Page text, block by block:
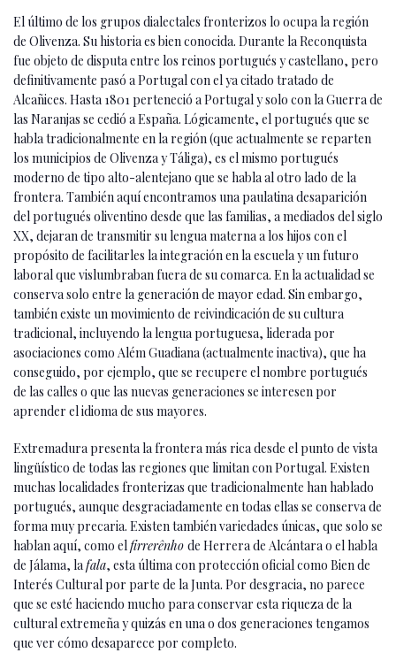
El último de los grupos dialectales fronterizos lo ocupa la región
de Olivenza. Su historia es bien conocida. Durante la Reconquista
fue objeto de disputa entre los reinos portugués y castellano, pero
definitivamente pasó a Portugal con el ya citado tratado de
Alcañices. Hasta 1801 perteneció a Portugal y solo con la Guerra de
las Naranjas se cedió a España. Lógicamente, el portugués que se
habla tradicionalmente en la región (que actualmente se reparten
los municipios de Olivenza y Táliga), es el mismo portugués
moderno de tipo alto-alentejano que se habla al otro lado de la
frontera. También aquí encontramos una paulatina desaparición
del portugués oliventino desde que las familias, a mediados del siglo
XX, dejaran de transmitir su lengua materna a los hijos con el
propósito de facilitarles la integración en la escuela y un futuro
laboral que vislumbraban fuera de su comarca. En la actualidad se
conserva solo entre la generación de mayor edad. Sin embargo,
también existe un movimiento de reivindicación de su cultura
tradicional, incluyendo la lengua portuguesa, liderada por
asociaciones como Além Guadiana (actualmente inactiva), que ha
conseguido, por ejemplo, que se recupere el nombre portugués
de las calles o que las nuevas generaciones se interesen por
aprender el idioma de sus mayores.
Extremadura presenta la frontera más rica desde el punto de vista
lingüístico de todas las regiones que limitan con Portugal. Existen
muchas localidades fronterizas que tradicionalmente han hablado
portugués, aunque desgraciadamente en todas ellas se conserva de
forma muy precaria. Existen también variedades únicas, que solo se
hablan aquí, como elfirrerênho de Herrera de Alcántara o el habla
de Jálama, lafala, esta última con protección oficial como Bien de
Interés Cultural por parte de la Junta. Por desgracia, no parece
que se esté haciendo mucho para conservar esta riqueza de la
cultural extremeña y quizás en una o dos generaciones tengamos
que ver cómo desaparece por completo.